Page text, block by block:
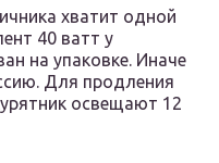
хватит одной
40 ватт у
на упаковке. Иначе
Для продления
освещают 12